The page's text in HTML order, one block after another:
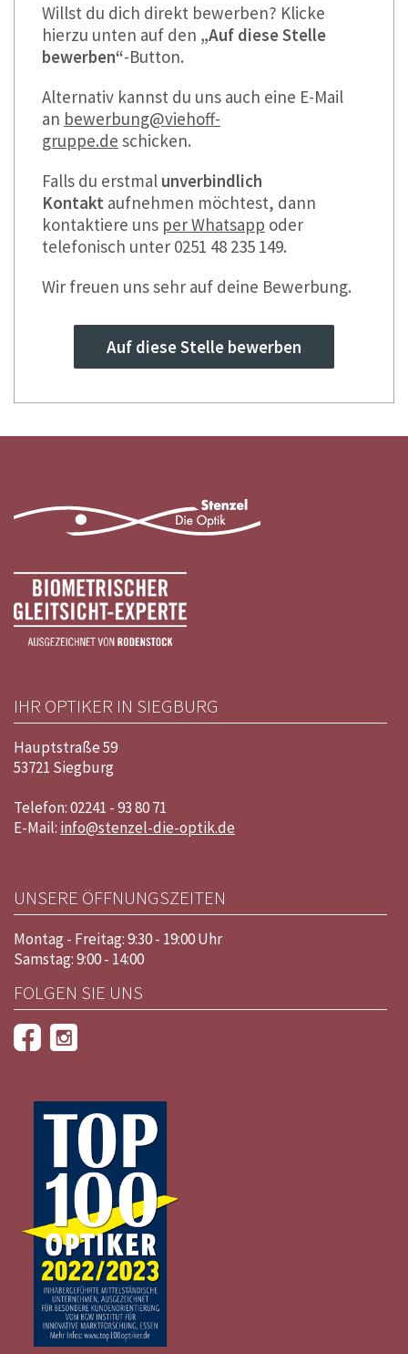
Willst du dich direkt bewerben? Klicke
hierzu unten auf den „Auf diese Stelle
bewerben“-Button.
Alternativ kannst du uns auch eine E-Mail
an bewerbung@viehoff-
gruppe.de schicken.
Falls du erstmal unverbindlich
Kontakt aufnehmen möchtest, dann
kontaktiere uns per Whatsapp oder
telefonisch unter 0251 48 235 149.
Wir freuen uns sehr auf deine Bewerbung.
Auf diese Stelle bewerben
IHR OPTIKER IN SIEGBURG
Hauptstraße 59
53721 Siegburg
Telefon:02241 - 93 80 71
E-Mail: info@stenzel-die-optik.de
UNSERE ÖFFNUNGSZEITEN
Montag - Freitag: 9:30 - 19:00 Uhr
Samstag: 9:00 - 14:00
FOLGEN SIE UNS